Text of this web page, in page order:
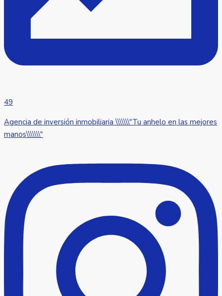
49
Agencia de inversión inmobiliaria \\\\\\\"Tu anhelo en las mejores
manos\\\\\\\"